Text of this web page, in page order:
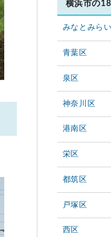
横浜市の
みなとみら
青葉区
泉区
神奈川区
港南区
栄区
都筑区
戸塚区
西区